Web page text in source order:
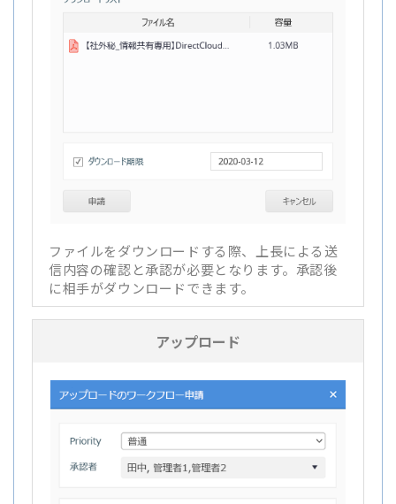
ファイルをダウンロードする際、上長による送
信内容の確認と承認が必要となります。承認後
に相手がダウンロードできます。
アップロード